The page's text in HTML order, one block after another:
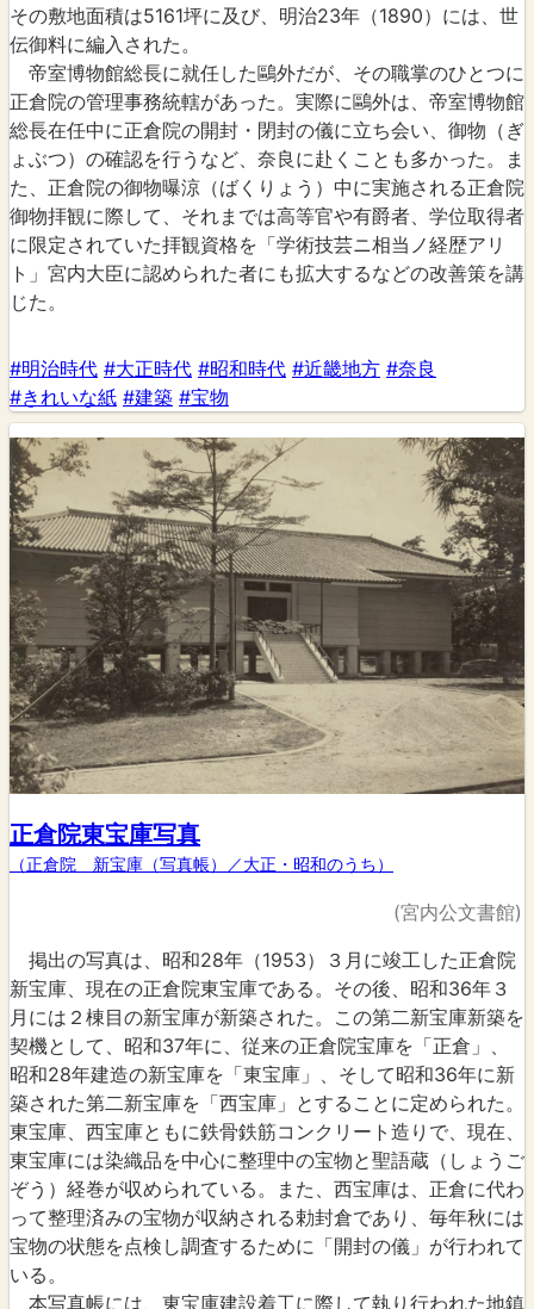
その敷地面積は5161坪に及び、明治23年（1890）には、世
伝御料に編入された。
帝室博物館総長に就任した鷗外だが、その職掌のひとつに
正倉院の管理事務統轄があった。実際に鷗外は、帝室博物館
総長在任中に正倉院の開封・閉封の儀に立ち会い、御物（ぎ
ょぶつ）の確認を行うなど、奈良に赴くことも多かった。ま
た、正倉院の御物曝涼（ばくりょう）中に実施される正倉院
御物拝観に際して、それまでは高等官や有爵者、学位取得者
に限定されていた拝観資格を「学術技芸ニ相当ノ経歴アリ
ト」宮内大臣に認められた者にも拡大するなどの改善策を講
じた。
#明治時代 #大正時代 #昭和時代 #近畿地方 #奈良
#きれいな紙 #建築 #宝物
正倉院東宝庫写真
（正倉院 新宝庫（写真帳）／大正・昭和のうち）
(宮内公文書館)
掲出の写真は、昭和28年（1953）３月に竣工した正倉院
新宝庫、現在の正倉院東宝庫である。その後、昭和36年３
月には２棟目の新宝庫が新築された。この第二新宝庫新築を
契機として、昭和37年に、従来の正倉院宝庫を「正倉」、
昭和28年建造の新宝庫を「東宝庫」、そして昭和36年に新
築された第二新宝庫を「西宝庫」とすることに定められた。
東宝庫、西宝庫ともに鉄骨鉄筋コンクリート造りで、現在、
東宝庫には染織品を中心に整理中の宝物と聖語蔵（しょうご
ぞう）経巻が収められている。また、西宝庫は、正倉に代わ
って整理済みの宝物が収納される勅封倉であり、毎年秋には
宝物の状態を点検し調査するために「開封の儀」が行われて
いる。
本写真帳には、東宝庫建設着工に際して執り行われた地鎮